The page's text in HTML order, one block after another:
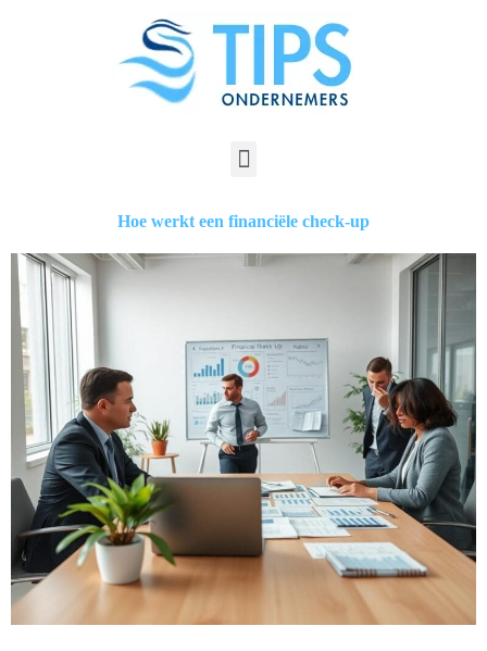
Hoe werkt een financiële check-up